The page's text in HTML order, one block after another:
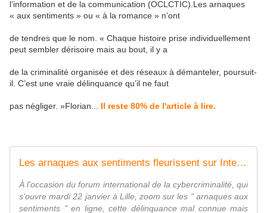
l’information et de la communication (OCLCTIC).Les arnaques
« aux sentiments » ou « à la romance » n’ont
de tendres que le nom. « Chaque histoire prise individuellement
peut sembler dérisoire mais au bout, il y a
de la criminalité organisée et des réseaux à démanteler, poursuit-
il. C’est une vraie délinquance qu’il ne faut
pas négliger. »Florian... Il reste 80% de l'article à lire.
Les arnaques aux sentiments fleurissent sur Internet
À l'occasion du forum international de la cybercriminalité, qui
s'ouvre mardi 22 janvier à Lille, zoom sur les " arnaques aux
sentiments " en ligne, cette délinquance mal connue mais